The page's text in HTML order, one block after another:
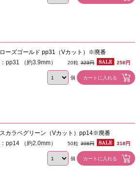
ーズゴールド pp31（Vカット）※廃番
pp31 （約3.9mm） 20粒 323円 258円
個
カラベグリーン（Vカット）pp14※廃番
pp14 （約2.0mm） 50粒 398円 318円
個